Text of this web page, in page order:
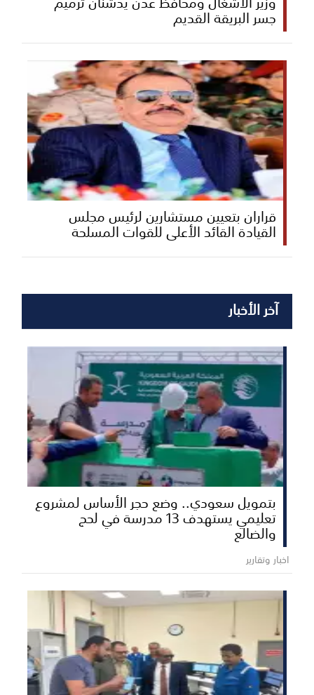
جسر البريقة القديم
قراران بتعيين مستشارين لرئيس مجلس
القيادة القائد الأعلى للقوات المسلحة
آخر الأخبار
بتمويل سعودي.. وضع حجر الأساس لمشروع
تعليمي يستهدف 13 مدرسة في لحج
والضالع
اخبار وتقارير